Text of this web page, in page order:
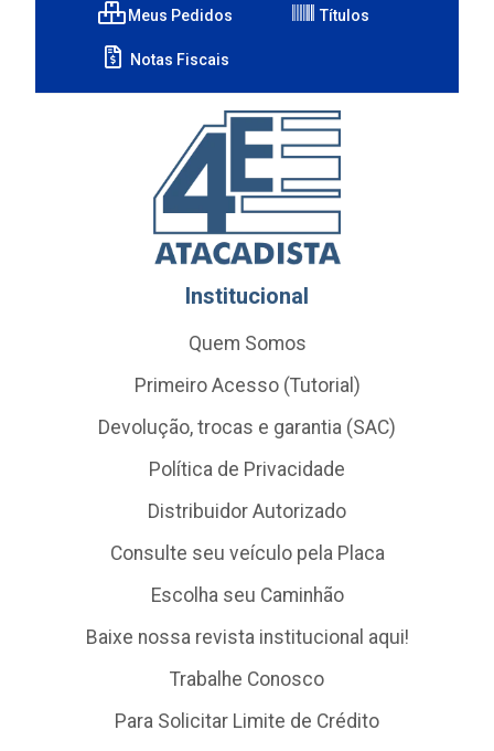
Meus Pedidos Títulos
Notas Fiscais
Institucional
Quem Somos
Primeiro Acesso (Tutorial)
Devolução, trocas e garantia (SAC)
Política de Privacidade
Distribuidor Autorizado
Consulte seu veículo pela Placa
Escolha seu Caminhão
Baixe nossa revista institucional aqui!
Trabalhe Conosco
Para Solicitar Limite de Crédito